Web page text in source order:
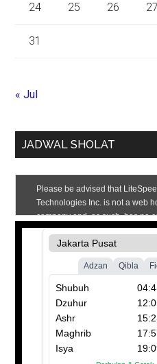
24 25 26 27
31
« Jul
JADWAL SHOLAT